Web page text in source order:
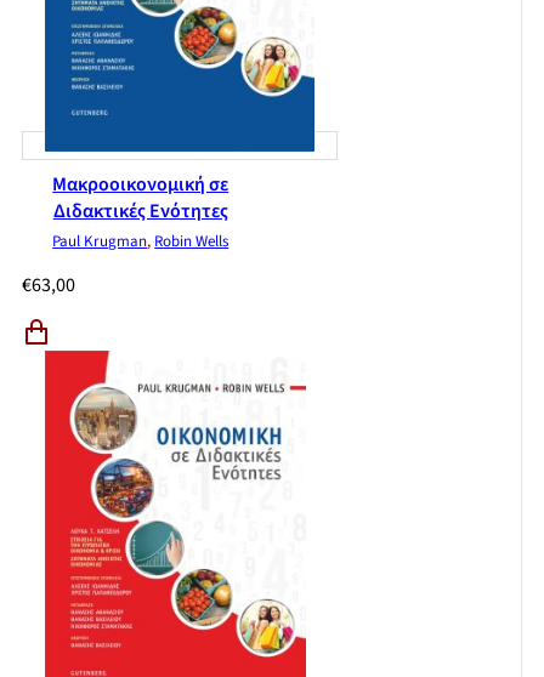
Μακροοικονομική σε
Διδακτικές Ενότητες
Paul Krugman, Robin Wells
€63,00